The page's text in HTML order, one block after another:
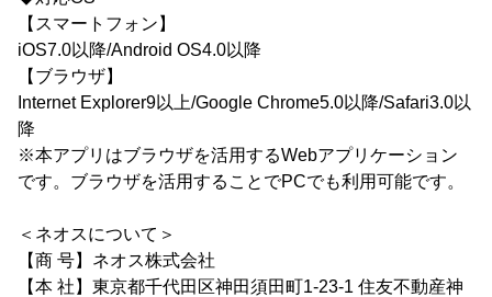
【スマートフォン】
iOS7.0以降/Android OS4.0以降
【ブラウザ】
Internet Explorer9以上/Google Chrome5.0以降/Safari3.0以
降
※本アプリはブラウザを活用するWebアプリケーション
です。ブラウザを活用することでPCでも利用可能です。
＜ネオスについて＞
【商 号】ネオス株式会社
【本 社】東京都千代田区神田須田町1-23-1 住友不動産神